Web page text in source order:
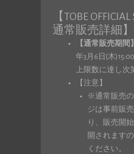
【TOBE OFFICIAL
通常販売詳細】
【通常販売期間】
年3月6日(木
上限数に達し次
【注意】
※通常販売
ジは事前販
り、販売開
開されます
ください。